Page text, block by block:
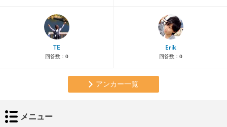
TE
回答数： 0
Erik
回答数： 0
アンカー一覧
メニュー